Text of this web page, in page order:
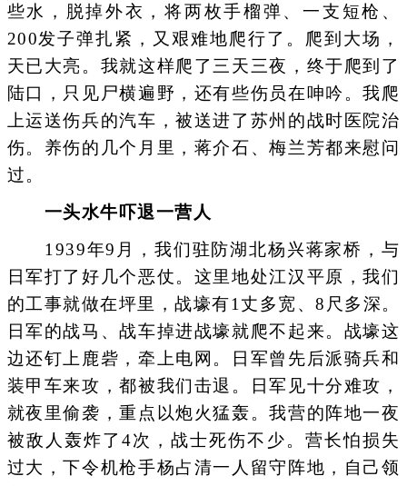
些水，脱掉外衣，将两枚手榴弹、一支短枪、
200发子弹扎紧，又艰难地爬行了。爬到大场，
天已大亮。我就这样爬了三天三夜，终于爬到了
陆口，只见尸横遍野，还有些伤员在呻吟。我爬
上运送伤兵的汽车，被送进了苏州的战时医院治
伤。养伤的几个月里，蒋介石、梅兰芳都来慰问
过。
一头水牛吓退一营人
1939年9月，我们驻防湖北杨兴蒋家桥，与
日军打了好几个恶仗。这里地处江汉平原，我们
的工事就做在坪里，战壕有1丈多宽、8尺多深。
日军的战马、战车掉进战壕就爬不起来。战壕这
边还钉上鹿砦，牵上电网。日军曾先后派骑兵和
装甲车来攻，都被我们击退。日军见十分难攻，
就夜里偷袭，重点以炮火猛轰。我营的阵地一夜
被敌人轰炸了4次，战士死伤不少。营长怕损失
过大，下令机枪手杨占清一人留守阵地，自己领